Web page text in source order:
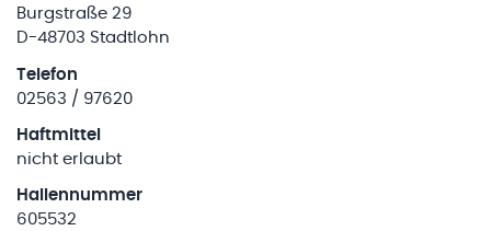
Burgstraße 29
D-48703 Stadtlohn
Telefon
02563 / 97620
Haftmittel
nicht erlaubt
Hallennummer
605532